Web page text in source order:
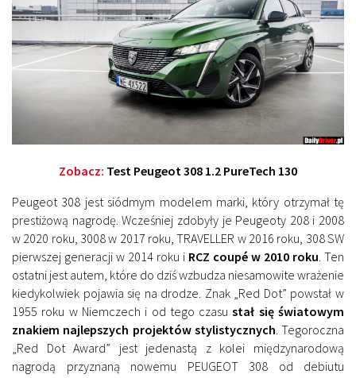
Zobacz: Test Peugeot 308 1.2 PureTech 130
Peugeot 308 jest siódmym modelem marki, który otrzymał tę
prestiżową nagrodę. Wcześniej zdobyły je Peugeoty 208 i 2008
w 2020 roku, 3008 w 2017 roku, TRAVELLER w 2016 roku, 308 SW
pierwszej generacji w 2014 roku i RCZ coupé w 2010 roku. Ten
ostatni jest autem, które do dziś wzbudza niesamowite wrażenie
kiedykolwiek pojawia się na drodze. Znak „Red Dot” powstał w
1955 roku w Niemczech i od tego czasustał się światowym
znakiem najlepszych projektów stylistycznych. Tegoroczna
„Red Dot Award” jest jedenastą z kolei międzynarodową
nagrodą przyznaną nowemu PEUGEOT 308 od debiutu